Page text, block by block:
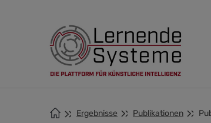
Hauptinhalt
Ergebnisse Publikationen